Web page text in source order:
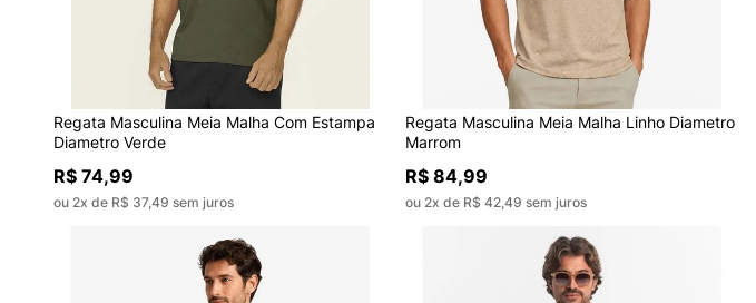
Regata Masculina Meia Malha Com Estampa
Diametro Verde
R$ 74,99
ou 2x de R$ 37,49 sem juros
Regata Masculina Meia Malha Linho Diametro
Marrom
R$ 84,99
ou 2x de R$ 42,49 sem juros